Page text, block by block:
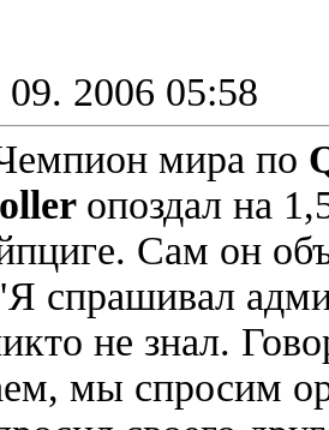
09. 2006 05:58
мира по
опоздал на
Сам он
спрашивал
не знал.
мы спросим